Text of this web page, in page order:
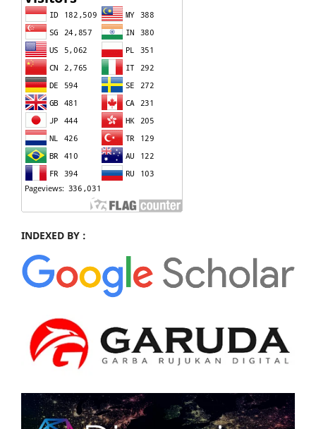
INDEXED BY :